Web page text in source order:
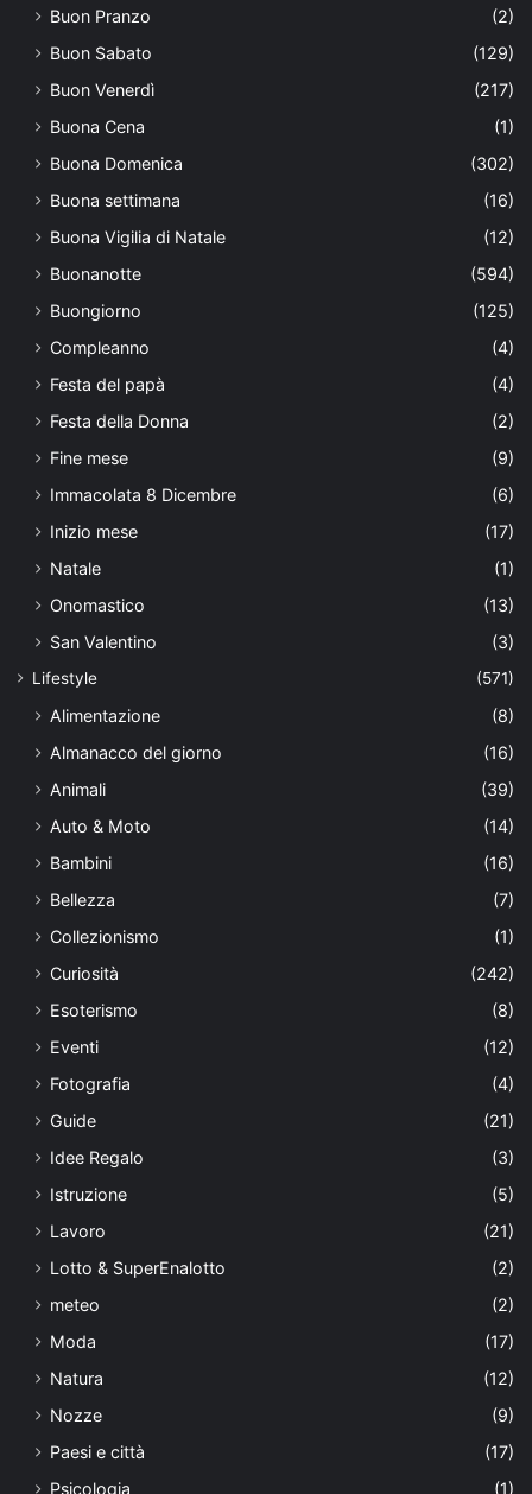
Buon Pranzo
(2)
Buon Sabato
(129)
Buon Venerdì
(217)
Buona Cena
(1)
Buona Domenica
(302)
Buona settimana
(16)
Buona Vigilia di Natale
(12)
Buonanotte
(594)
Buongiorno
(125)
Compleanno
(4)
Festa del papà
(4)
Festa della Donna
(2)
Fine mese
(9)
Immacolata 8 Dicembre
(6)
Inizio mese
(17)
Natale
(1)
Onomastico
(13)
San Valentino
(3)
Lifestyle (571)
Alimentazione
(8)
Almanacco del giorno
(16)
Animali
(39)
Auto & Moto
(14)
Bambini
(16)
Bellezza
(7)
Collezionismo
(1)
Curiosità
(242)
Esoterismo
(8)
Eventi
(12)
Fotografia
(4)
Guide
(21)
Idee Regalo
(3)
Istruzione
(5)
Lavoro
(21)
Lotto & SuperEnalotto
(2)
meteo
(2)
Moda
(17)
Natura
(12)
Nozze
(9)
Paesi e città
(17)
Psicologia
(1)